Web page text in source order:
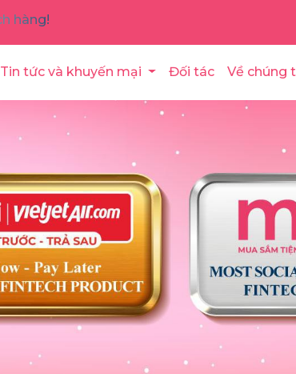
hàng!
Tin tức và khuyến mại Đối tác Về chúng